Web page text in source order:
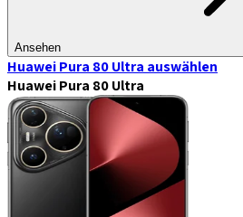
Ansehen
Huawei Pura 80 Ultra auswählen
Huawei Pura 80 Ultra